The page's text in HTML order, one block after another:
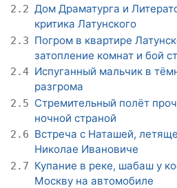
2.2 Дом Драматурга и
критика Латунского
2.3 Погром в квартире
затопление комнат и бой
2.4 Испуганный мальчик в
разгрома
2.5 Стремительный полёт
ночной страной
2.6 Встреча с Наташей,
Николае Ивановиче
2.7 Купание в реке, шабаш у
Москву на автомобиле